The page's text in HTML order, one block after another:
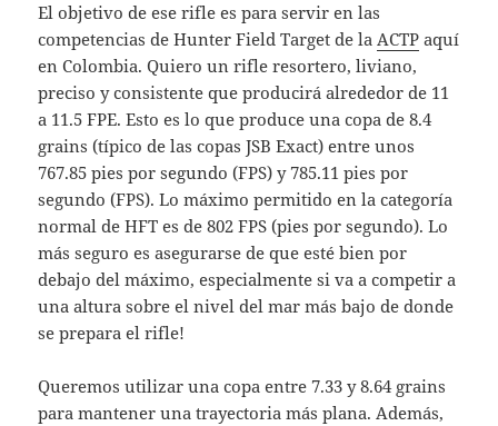
El objetivo de ese rifle es para servir en las
competencias de Hunter Field Target de laACTP aquí
en Colombia. Quiero un rifle resortero, liviano,
preciso y consistente que producirá alrededor de 11
a 11.5 FPE. Esto es lo que produce una copa de 8.4
grains (típico de las copas JSB Exact) entre unos
767.85 pies por segundo (FPS) y 785.11 pies por
segundo (FPS). Lo máximo permitido en la categoría
normal de HFT es de 802 FPS (pies por segundo). Lo
más seguro es asegurarse de que esté bien por
debajo del máximo, especialmente si va a competir a
una altura sobre el nivel del mar más bajo de donde
se prepara el rifle!
Queremos utilizar una copa entre 7.33 y 8.64 grains
para mantener una trayectoria más plana. Además,